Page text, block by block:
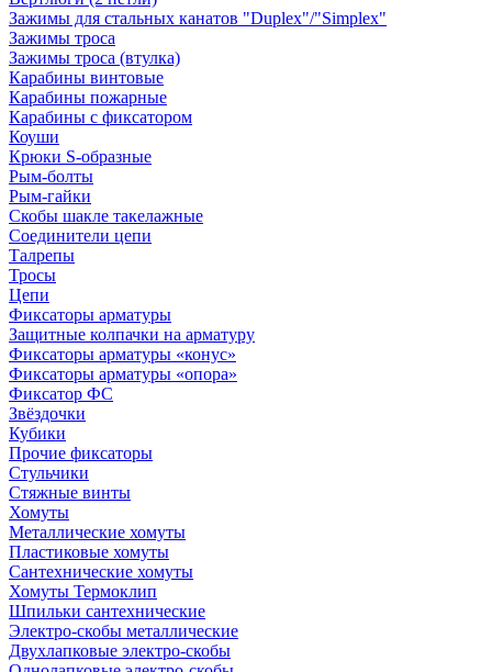
Зажимы для стальных канатов "Duplex"/"Simplex"
Зажимы троса
Зажимы троса (втулка)
Карабины винтовые
Карабины пожарные
Карабины с фиксатором
Коуши
Крюки S-образные
Рым-болты
Рым-гайки
Скобы шакле такелажные
Соединители цепи
Талрепы
Тросы
Цепи
Фиксаторы арматуры
Защитные колпачки на арматуру
Фиксаторы арматуры «конус»
Фиксаторы арматуры «опора»
Фиксатор ФС
Звёздочки
Кубики
Прочие фиксаторы
Стульчики
Стяжные винты
Хомуты
Металлические хомуты
Пластиковые хомуты
Сантехнические хомуты
Хомуты Термоклип
Шпильки сантехнические
Электро-скобы металлические
Двухлапковые электро-скобы